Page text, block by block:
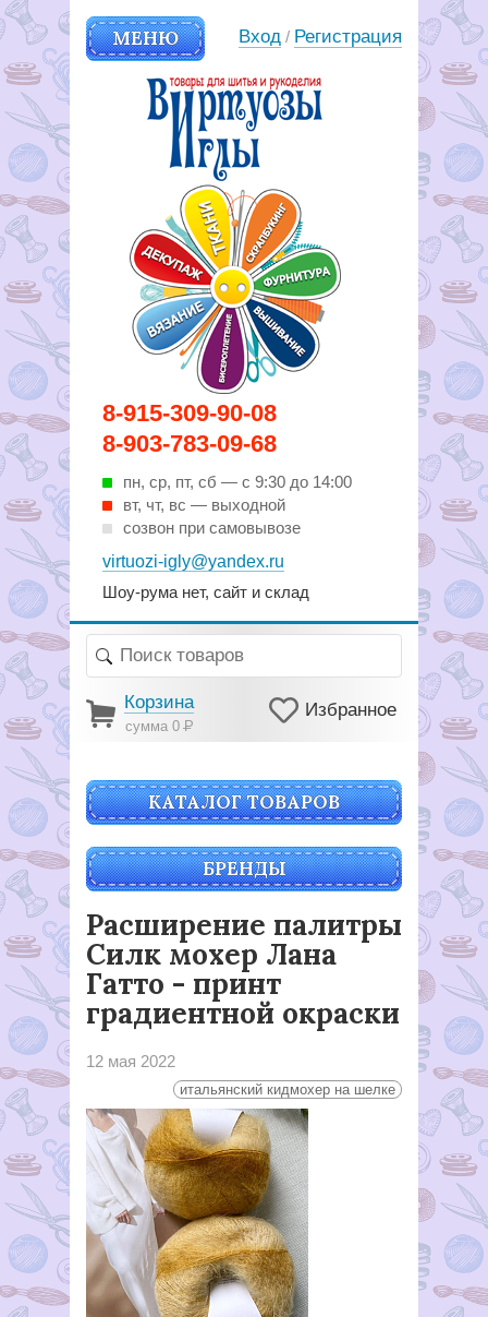
8-915-309-90-08
8-903-783-09-68
пн, ср, пт, cб — с 9:30 до 14:00
вт, чт, вс — выходной
созвон при самовывозе
virtuozi-igly@yandex.ru
Шоу-рума нет, сайт и склад
МЕНЮ
Вирутозы иглы. Товары для
шитья и рукоделья
Вход / Регистрация
Корзина
сумма 0Р
Избранное
КАТАЛОГ ТОВАРОВ
БРЕНДЫ
Расширение палитры
Силк мохер Лана
Гатто - принт
градиентной окраски
12 мая 2022
итальянский кидмохер на шелке